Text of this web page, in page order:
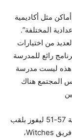
مثل أكاديمية
المختلفة”.
من اختيارات
رائع للمدرسة
هذه ليست مدرسة
المجتمع هناك
هزم سالم هانوفر صاحب التصنيف الأعلى بنتيجة 57-51 ليفوز بلقب
الولاية في القسم 3 في مارس. لقد كان مدرب فريق Witches،